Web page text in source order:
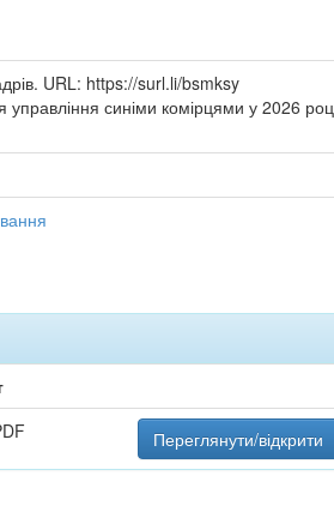
URL: https://surl.li/bsmksy
синіми комірцями у 2026
Переглянути/відкрити